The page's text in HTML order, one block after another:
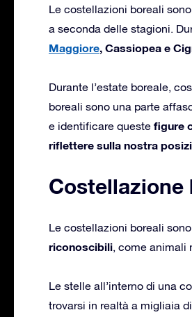
Le costellazioni boreali
a seconda delle stagioni.
Maggiore, Cassiopea e
Durante l’estate boreale,
boreali sono una parte
e identificare queste figure
riflettere sulla nostra
Le costellazioni boreali
riconoscibili, come animali
Le stelle all’interno di una
trovarsi in realtà a migliaia